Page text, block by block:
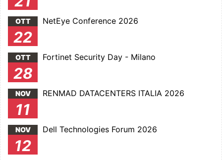
OTT
22
NetEye Conference 2026
OTT
28
Fortinet Security Day - Milano
NOV
11
RENMAD DATACENTERS ITALIA 2026
NOV
12
Dell Technologies Forum 2026